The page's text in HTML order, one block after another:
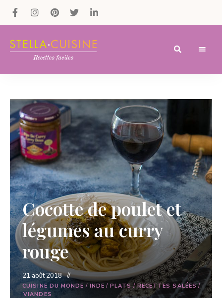
Recettes
recettes
rapides,
recettes
végétariennes
!
Cocotte de poulet et
légumes au curry
rouge
21 août 2018
CUISINE DU MONDE / INDE / PLATS/RECETTES SALÉES/
VIANDES